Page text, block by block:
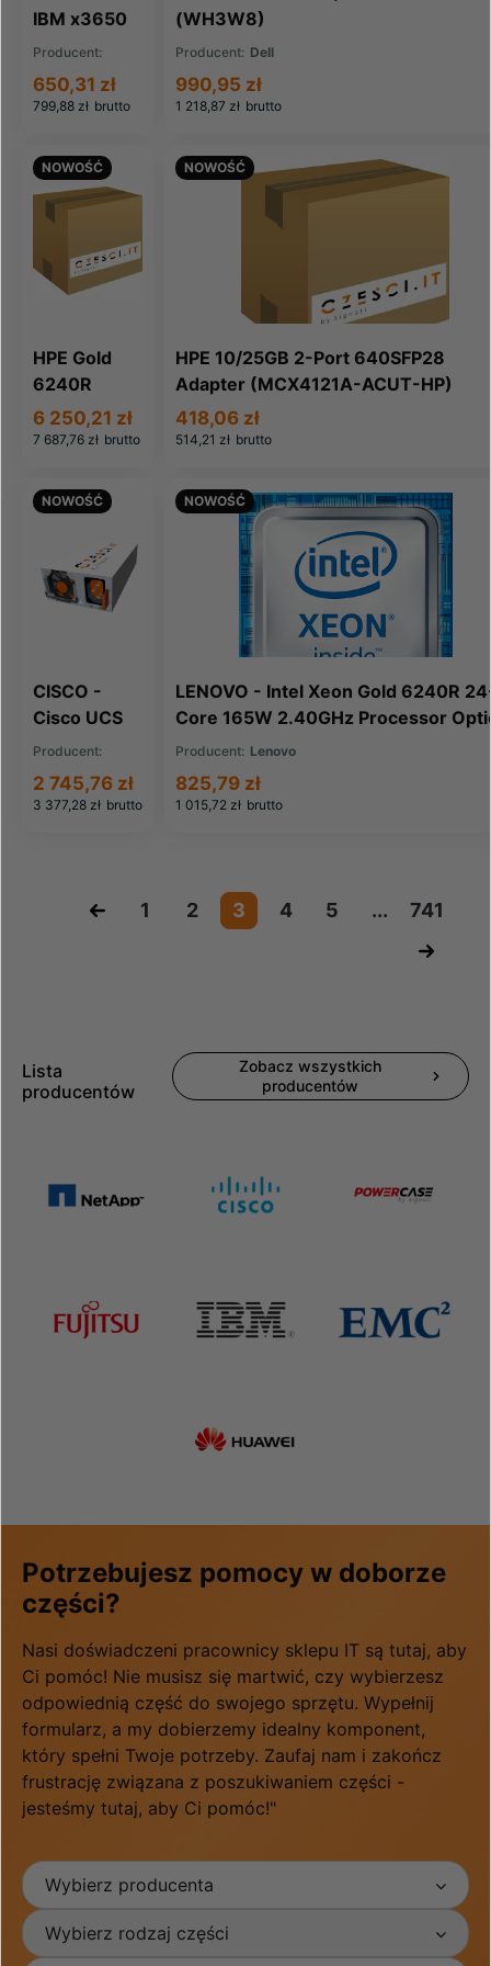
IBM x3650
M3 -
Configured
to order
Producent:
Lenovo
799,88 zł brutto
650,31 zł
(WH3W8)
Producent: Dell
1 218,87 zł brutto
990,95 zł
HPE Gold
6240R
(2.40GHz -
24-Core)
CPU Kit
(P24173-
7 687,76 zł brutto
6 250,21 zł
NOWOŚĆ
HPE 10/25GB 2-Port 640SFP28
Adapter (MCX4121A-ACUT-HP)
514,21 zł brutto
418,06 zł
NOWOŚĆ
CISCO -
Cisco UCS
2300W AC
Power
Supply for
Producent:
Cisco
3 377,28 zł brutto
2 745,76 zł
NOWOŚĆ
LENOVO - Intel Xeon Gold 6240R
Core 165W 2.40GHz Processor
Kit w/o FAN SR630 (4XG7A63286)
Producent: Lenovo
1 015,72 zł brutto
825,79 zł
NOWOŚĆ
« 1 2 3 4 5 ...
741
»
Lista
producentów
Zobacz wszystkich
producentów
Potrzebujesz pomocy w doborze
części?
Nasi doświadczeni pracownicy sklepu IT są tutaj, aby
Ci pomóc! Nie musisz się martwić, czy wybierzesz
odpowiednią część do swojego sprzętu. Wypełnij
formularz, a my dobierzemy idealny komponent,
który spełni Twoje potrzeby. Zaufaj nam i zakończ
frustrację związana z poszukiwaniem części -
jesteśmy tutaj, aby Ci pomóc!"
Wybierz producenta
Wybierz rodzaj części